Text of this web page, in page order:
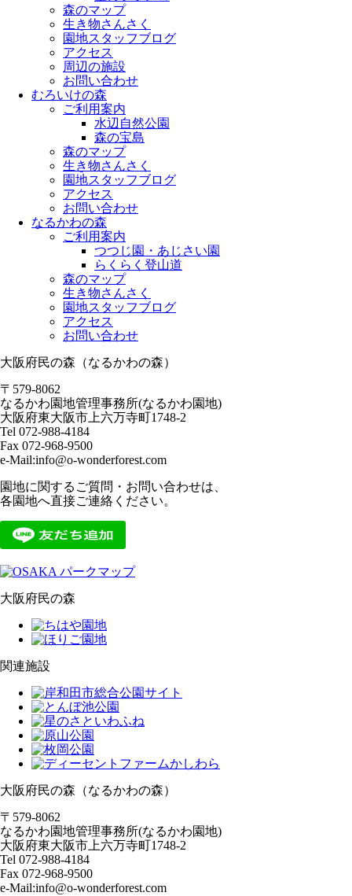
森のマップ
生き物さんさく
園地スタッフブログ
アクセス
周辺の施設
お問い合わせ
むろいけの森
ご利用案内
水辺自然公園
森の宝島
森のマップ
生き物さんさく
園地スタッフブログ
アクセス
お問い合わせ
なるかわの森
ご利用案内
つつじ園・あじさい園
らくらく登山道
森のマップ
生き物さんさく
園地スタッフブログ
アクセス
お問い合わせ
大阪府民の森（なるかわの森）
〒579-8062
なるかわ園地管理事務所(なるかわ園地)
大阪府東大阪市上六万寺町1748-2
Tel 072-988-4184
Fax 072-968-9500
e-Mail:info@o-wonderforest.com
園地に関するご質問・お問い合わせは、
各園地へ直接ご連絡ください。
大阪府民の森
関連施設
大阪府民の森（なるかわの森）
〒579-8062
なるかわ園地管理事務所(なるかわ園地)
大阪府東大阪市上六万寺町1748-2
Tel 072-988-4184
Fax 072-968-9500
e-Mail:info@o-wonderforest.com